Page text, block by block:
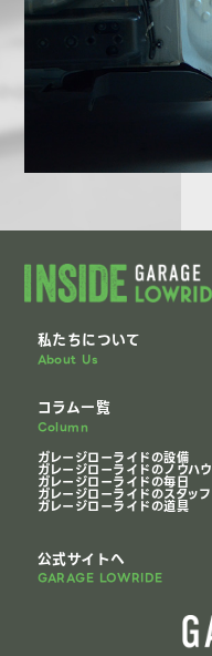
私たちについて
About Us
コラム一覧
Column
ガレージローライドの設備
ガレージローライドのノウハウ
ガレージローライドの毎日
ガレージローライドのスタッフ
ガレージローライドの道具
公式サイトへ
GARAGE LOWRIDE